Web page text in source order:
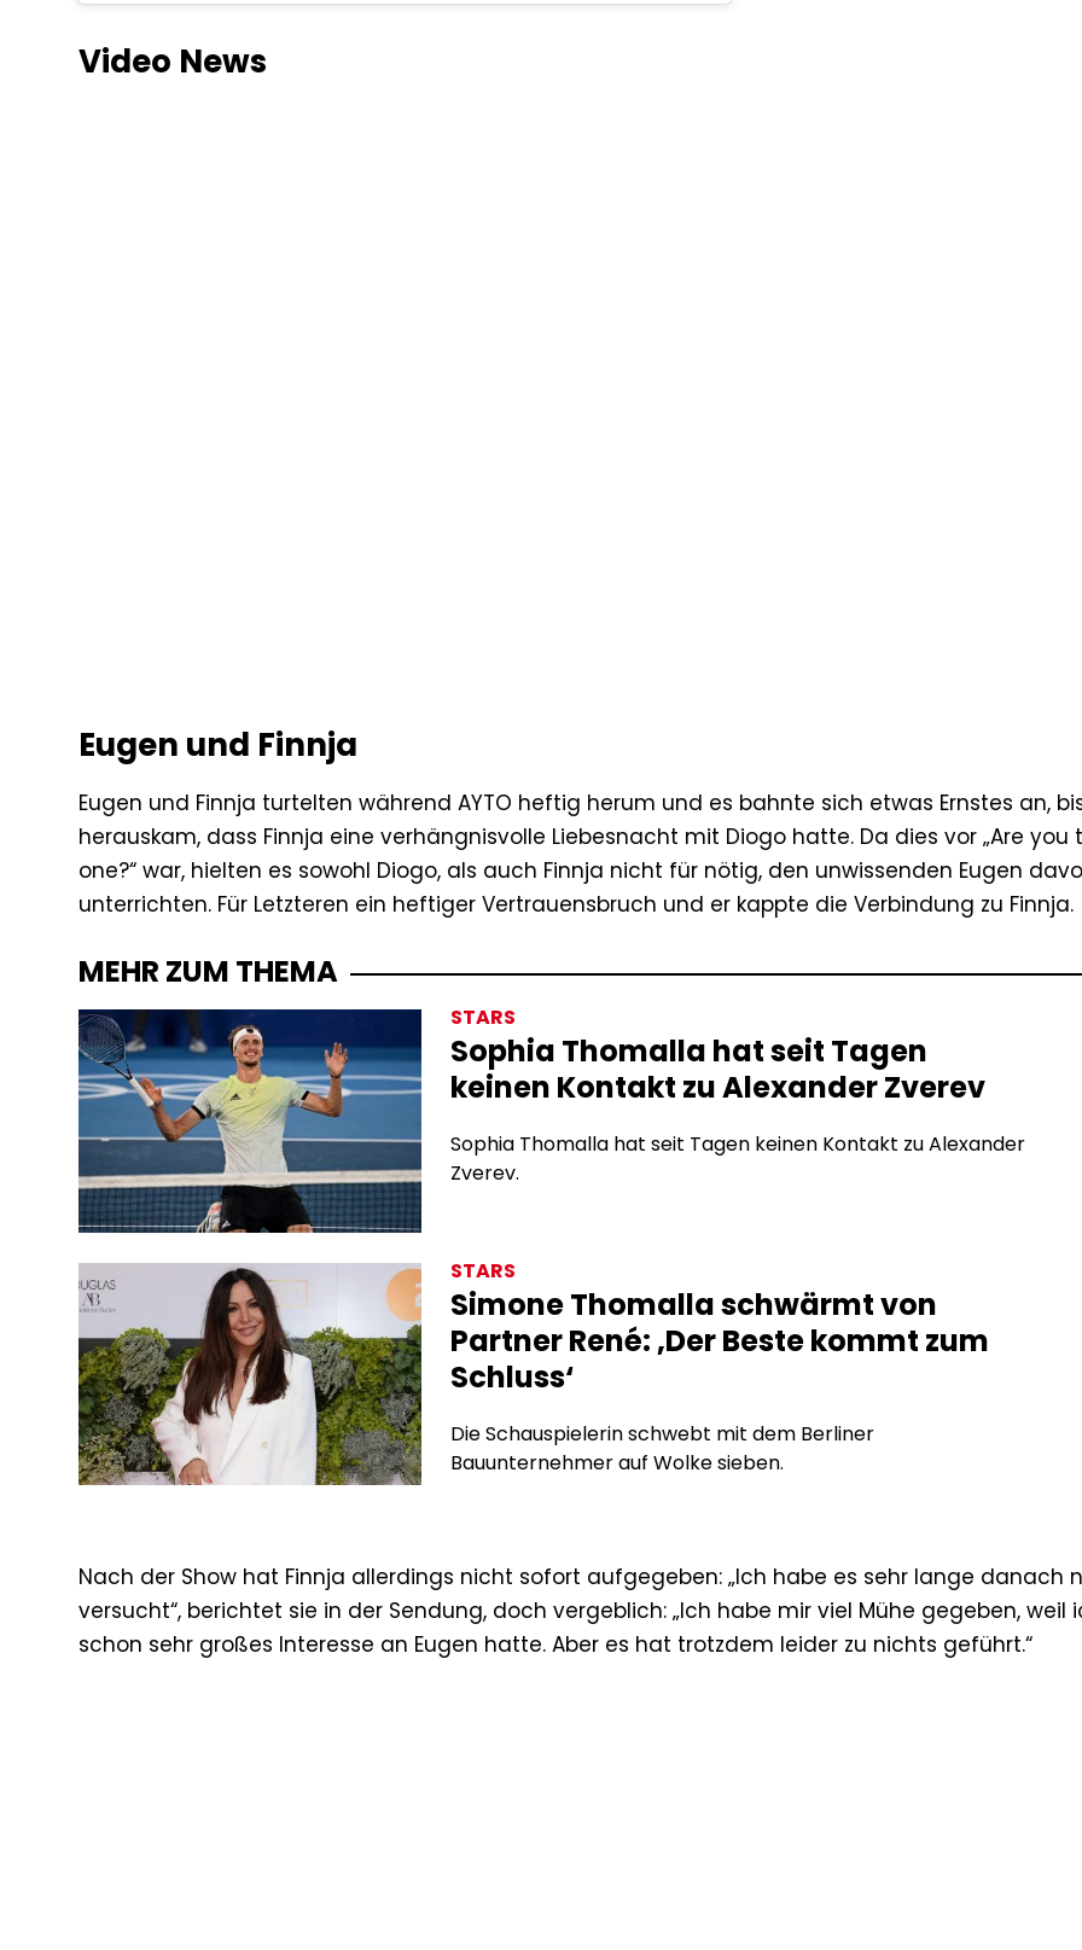
Video News
Eugen und Finnja
Eugen und Finnja turtelten während AYTO heftig herum und es bahnte sich etwas Ernstes an,
herauskam, dass Finnja eine verhängnisvolle Liebesnacht mit Diogo hatte. Da dies vor „Are you
one?“ war, hielten es sowohl Diogo, als auch Finnja nicht für nötig, den unwissenden Eugen
unterrichten. Für Letzteren ein heftiger Vertrauensbruch und er kappte die Verbindung zu Finnja.
MEHR ZUM THEMA
STARS
Sophia Thomalla hat seit Tagen
keinen Kontakt zu Alexander Zverev
Sophia Thomalla hat seit Tagen keinen Kontakt zu Alexander
Zverev.
STARS
Simone Thomalla schwärmt von
Partner René: ‚Der Beste kommt zum
Schluss‘
Die Schauspielerin schwebt mit dem Berliner
Bauunternehmer auf Wolke sieben.
Nach der Show hat Finnja allerdings nicht sofort aufgegeben: „Ich habe es sehr lange danach
versucht“, berichtet sie in der Sendung, doch vergeblich: „Ich habe mir viel Mühe gegeben, weil
schon sehr großes Interesse an Eugen hatte. Aber es hat trotzdem leider zu nichts geführt.“